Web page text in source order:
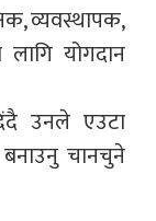
व्यवस्थापक,
लागि योगदान
उनले एउटा
बनाउनु चानचुने